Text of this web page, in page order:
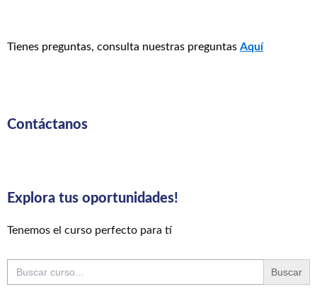
Tienes preguntas, consulta nuestras preguntas Aquí
Contáctanos
Explora tus oportunidades!
Tenemos el curso perfecto para tí
Buscar: